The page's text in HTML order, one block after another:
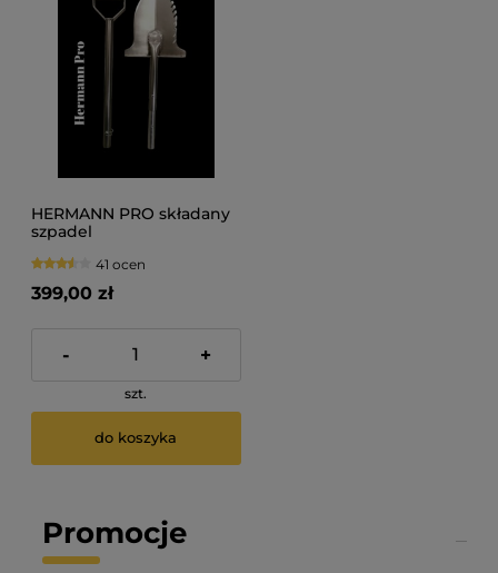
HERMANN PRO składany
szpadel
41 ocen
399,00 zł
- +
szt.
do koszyka
Promocje